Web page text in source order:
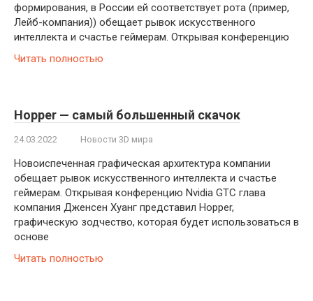
формирования, в России ей соответствует рота (пример,
Лейб-компания)) обещает рывок искусственного
интеллекта и счастье геймерам. Открывая конференцию
Читать полностью
Hopper — самый большенный скачок
24.03.2022 Новости 3D мира
Новоиспеченная графическая архитектура компании
обещает рывок искусственного интеллекта и счастье
геймерам. Открывая конференцию Nvidia GTC глава
компания Дженсен Хуанг представил Hopper,
графическую зодчество, которая будет использоваться в
основе
Читать полностью